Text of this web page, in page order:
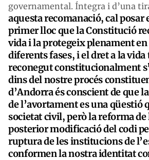
governamental. Íntegra i d’una
aquesta recomanació, cal posar
primer lloc que la Constitució
vida i la protegeix plenament en
diferents fases, i el dret a la vida
reconegut constitucionalment
dins del nostre procés
d’Andorra és conscient de que
de l’avortament es una qüestió
societat civil, però la reforma
posterior modificació del codi
ruptura de les institucions de
conformen la nostra identitat